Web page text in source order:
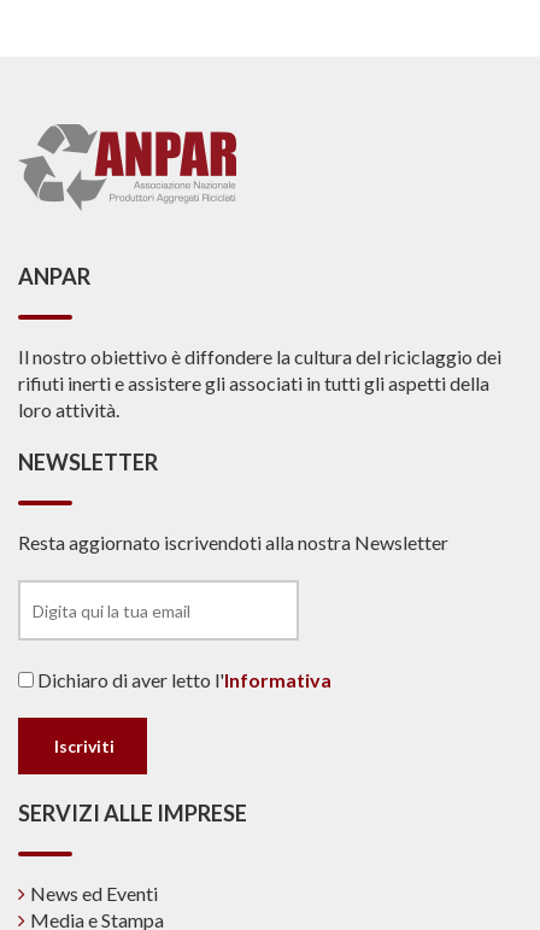
ANPAR
Il nostro obiettivo è diffondere la cultura del riciclaggio dei
rifiuti inerti e assistere gli associati in tutti gli aspetti della
loro attività.
NEWSLETTER
Resta aggiornato iscrivendoti alla nostra Newsletter
Dichiaro di aver letto l'Informativa
SERVIZI ALLE IMPRESE
News ed Eventi
Media e Stampa